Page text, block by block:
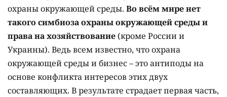
охраны окружающей среды. Во всём мире нет
такого симбиоза охраны окружающей среды и
права на хозяйствование (кроме России и
Украины). Ведь всем известно, что охрана
окружающей среды и бизнес – это антиподы на
основе конфликта интересов этих двух
составляющих. В результате страдает первая часть,